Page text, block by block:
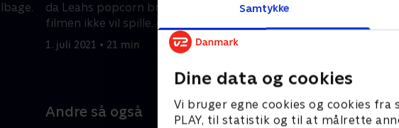
Samtykke
Dine data og cookies
Vi bruger egne cookies og cookies
PLAY, til statistik og til at målrette
da Leahs popcorn brænder på og
filmen ikke vil spille, er deres
filmaften i fare.
1. juli 2021 • 21 min
yndlingsballet
Andre så også